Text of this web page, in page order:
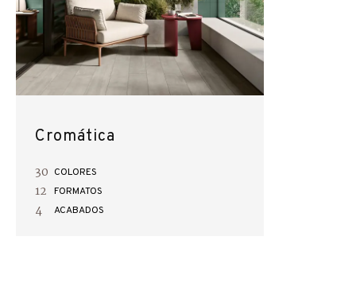
Cromática
30 COLORES
12 FORMATOS
4 ACABADOS